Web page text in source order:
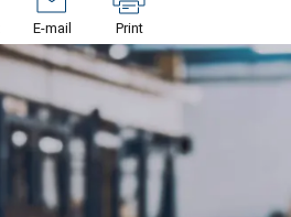
E-mail Print